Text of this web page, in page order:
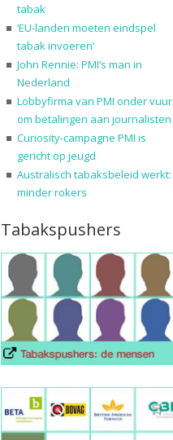
tabak
‘EU-landen moeten eindspel
tabak invoeren’
John Rennie: PMI’s man in
Nederland
Lobbyfirma van PMI onder vuur
om betalingen aan journalisten
Curiosity-campagne PMI is
gericht op jeugd
Australisch tabaksbeleid werkt:
minder rokers
Tabakspushers